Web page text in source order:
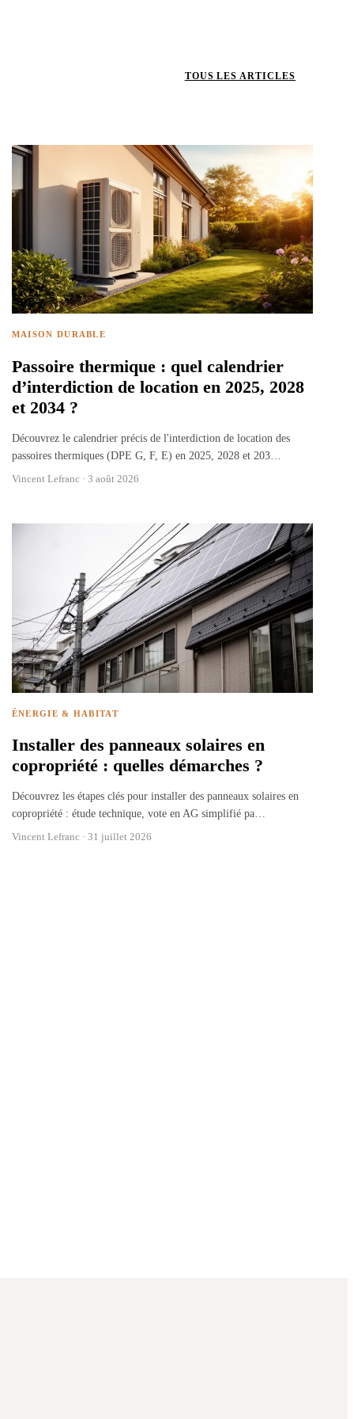
TOUS LES ARTICLES
MAISON DURABLE
Passoire thermique : quel calendrier
d’interdiction de location en 2025, 2028
et 2034 ?
Découvrez le calendrier précis de l'interdiction de location des
passoires thermiques (DPE G, F, E) en 2025, 2028 et 203…
Vincent Lefranc · 3 août 2026
ÉNERGIE & HABITAT
Installer des panneaux solaires en
copropriété : quelles démarches ?
Découvrez les étapes clés pour installer des panneaux solaires en
copropriété : étude technique, vote en AG simplifié pa…
Vincent Lefranc · 31 juillet 2026